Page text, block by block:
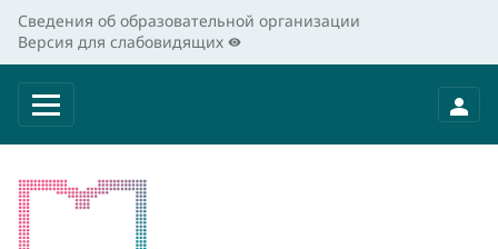
Сведения об образовательной организации
Версия для слабовидящих